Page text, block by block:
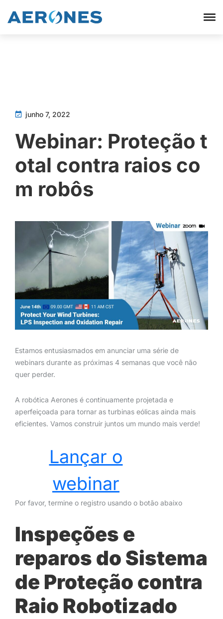
junho 7, 2022
Webinar: Proteção t
otal contra raios co
m robôs
Estamos entusiasmados em anunciar uma série de
webinars durante as próximas 4 semanas que você não
quer perder.
A robótica Aerones é continuamente projetada e
aperfeiçoada para tornar as turbinas eólicas ainda mais
eficientes. Vamos construir juntos um mundo mais verde!
Lançar o
webinar
Por favor, termine o registro usando o botão abaixo
Inspeções e
reparos do Sistema
de Proteção contra
Raio Robotizado